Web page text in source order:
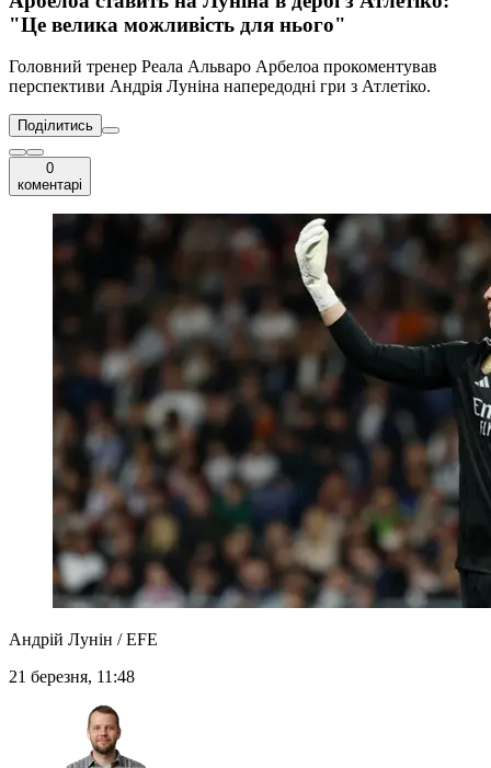
"Це велика можливість для нього"
Головний тренер Реала Альваро Арбелоа прокоментував
перспективи Андрія Луніна напередодні гри з Атлетіко.
Поділитись
0
коментарі
Андрій Лунін / EFE
21 березня, 11:48